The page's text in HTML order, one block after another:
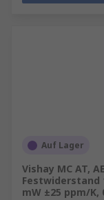
Auf Lager
Vishay MC AT,
Festwiderstand
mW ±25 ppm/K,